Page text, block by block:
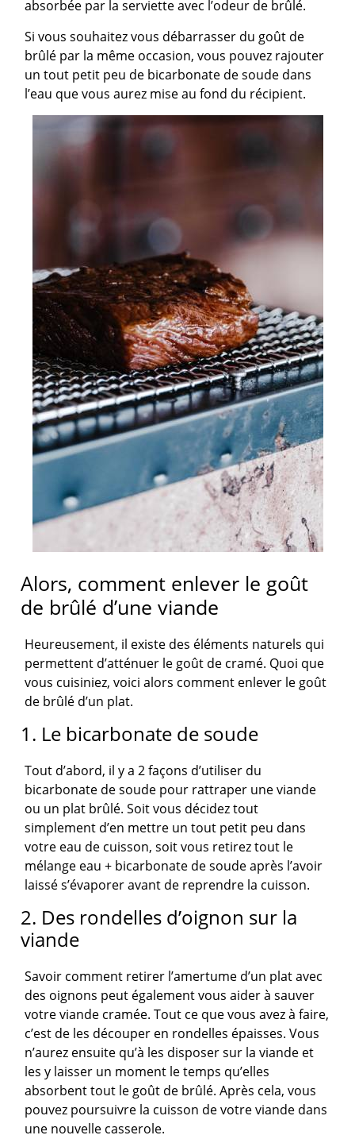
absorbée par la serviette avec l’odeur de brûlé.
Si vous souhaitez vous débarrasser du goût de
brûlé par la même occasion, vous pouvez rajouter
un tout petit peu de bicarbonate de soude dans
l’eau que vous aurez mise au fond du récipient.
Alors, comment enlever le goût
de brûlé d’une viande
Heureusement, il existe des éléments naturels qui
permettent d’atténuer le goût de cramé. Quoi que
vous cuisiniez, voici alors comment enlever le goût
de brûlé d’un plat.
1. Le bicarbonate de soude
Tout d’abord, il y a 2 façons d’utiliser du
bicarbonate de soude pour rattraper une viande
ou un plat brûlé. Soit vous décidez tout
simplement d’en mettre un tout petit peu dans
votre eau de cuisson, soit vous retirez tout le
mélange eau + bicarbonate de soude après l’avoir
laissé s’évaporer avant de reprendre la cuisson.
2. Des rondelles d’oignon sur la
viande
Savoir comment retirer l’amertume d’un plat avec
des oignons peut également vous aider à sauver
votre viande cramée. Tout ce que vous avez à faire,
c’est de les découper en rondelles épaisses. Vous
n’aurez ensuite qu’à les disposer sur la viande et
les y laisser un moment le temps qu’elles
absorbent tout le goût de brûlé. Après cela, vous
pouvez poursuivre la cuisson de votre viande dans
une nouvelle casserole.